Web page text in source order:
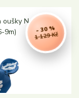
1 129 Kč
- 30 %